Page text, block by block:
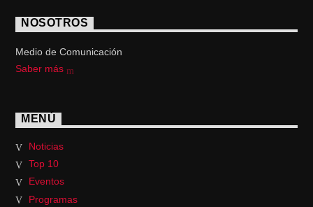
NOSOTROS
Medio de Comunicación
Saber más
MENÚ
Noticias
Top 10
Eventos
Programas